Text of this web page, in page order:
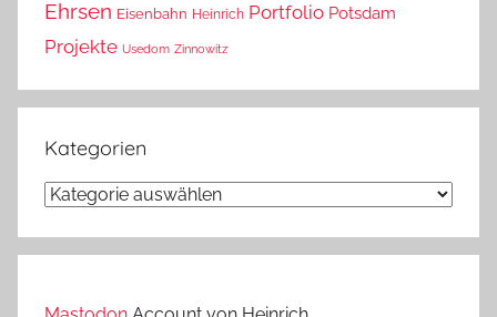
Ehrsen Eisenbahn Heinrich Portfolio Potsdam
Projekte Usedom Zinnowitz
Kategorien
Kategorien